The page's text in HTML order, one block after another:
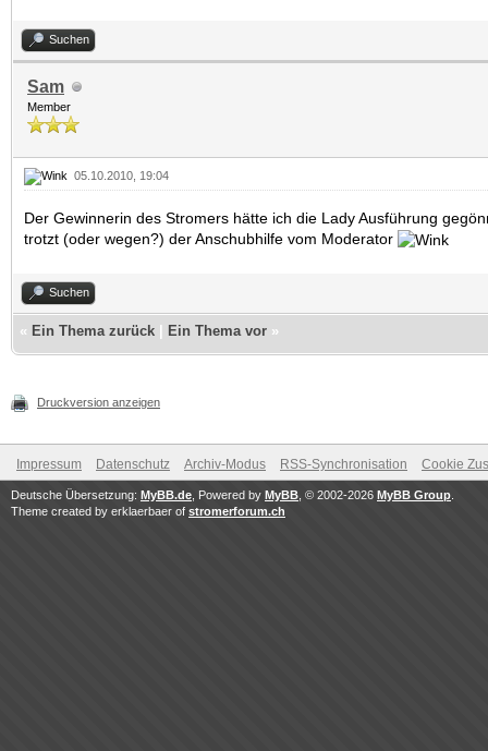
Suchen
Sam
Member
05.10.2010, 19:04
Der Gewinnerin des Stromers hätte ich die Lady Ausführung
trotzt (oder wegen?) der Anschubhilfe vom Moderator
Suchen
« Ein Thema zurück Ein Thema vor »
Druckversion anzeigen
Impressum Datenschutz Archiv-Modus RSS-Synchronisation Cookie
Deutsche Übersetzung: MyBB.de , Powered by MyBB , © 2002-2026 MyBB Group
Theme created by erklaerbaer of stromerforum.ch